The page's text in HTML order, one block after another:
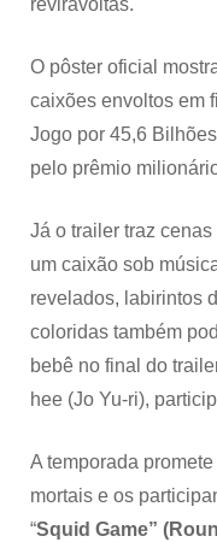
reviravoltas.
O pôster oficial
caixões envoltos em
Jogo por 45,6
pelo prêmio
Já o trailer traz cenas
um caixão sob
revelados, labirintos
coloridas também
bebê no final do
hee (Jo Yu-ri),
A temporada
mortais e os
“Squid Game”